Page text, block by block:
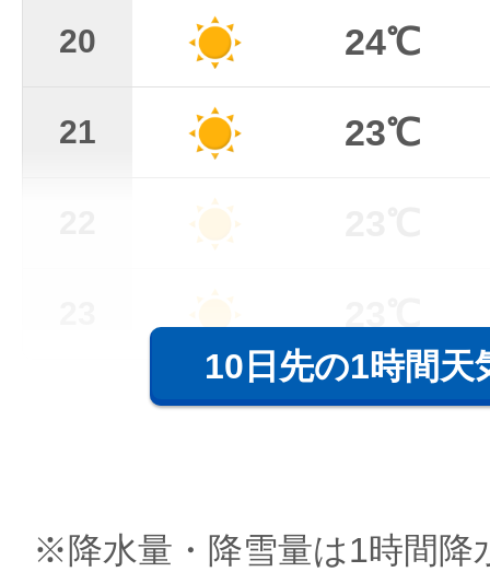
20 24℃
21 23℃
10日先の1時間天
※降水量・降雪量は1時間降